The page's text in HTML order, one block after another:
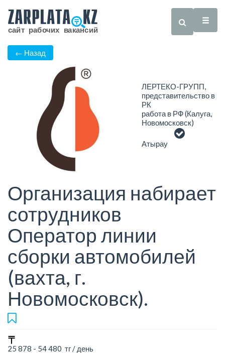
← Назад
ЛЕРТЕКО-ГРУПП,
представительство в
РК
работа в РФ (Калуга,
Новомосковск)
Атырау
Организация набирает
сотрудников
Оператор линии
сборки автомобилей
(вахта, г.
Новомосковск).
25 878 - 54 480 тг / день